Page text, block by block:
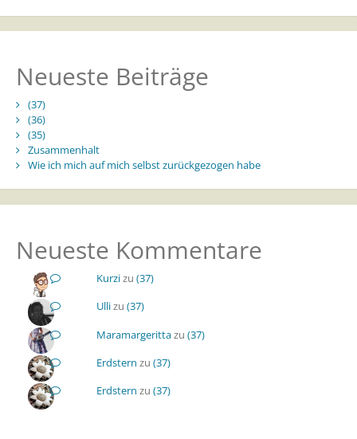
Neueste Beiträge
(37)
(36)
(35)
Zusammenhalt
Wie ich mich auf mich selbst zurückgezogen habe
Neueste Kommentare
Kurzizu(37)
Ullizu(37)
Maramargerittazu(37)
Erdstern zu(37)
Erdstern zu(37)